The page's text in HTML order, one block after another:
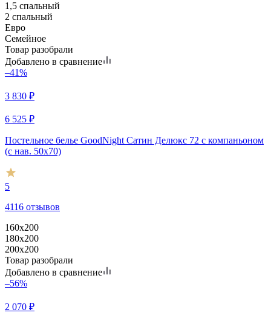
1,5 спальный
2 спальный
Евро
Семейное
Товар разобрали
Добавлено в сравнение
–41%
3 830 ₽
6 525 ₽
Постельное белье GoodNight Сатин Делюкс 72 с компаньоном
(с нав. 50х70)
5
4116 отзывов
160x200
180x200
200x200
Товар разобрали
Добавлено в сравнение
–56%
2 070 ₽